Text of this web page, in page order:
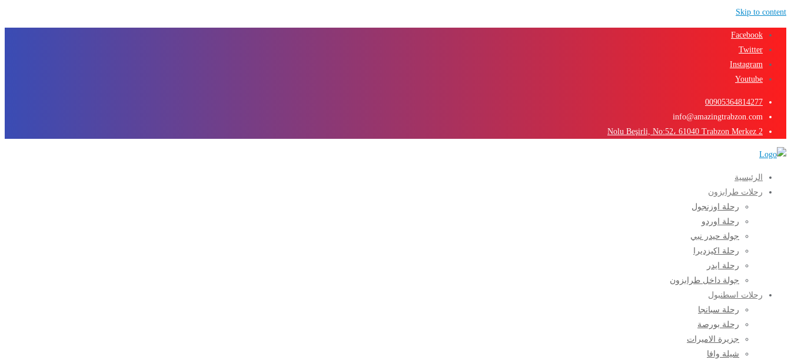
Skip to content
Facebook
Twitter
Instagram
Youtube
00905364814277
info@amazingtrabzon.com
2 Nolu Beşirli, No:52، 61040 Trabzon Merkez
الرئيسية
رحلات طرابزون
رحلة اوزنجول
رحلة اوردو
جولة حيدر نبي
رحلة اكيزديرا
رحلة ايدر
جولة داخل طرابزون
رحلات اسطنبول
رحلة سبانجا
رحلة بورصة
جزيرة الاميرات
شيلة وافا